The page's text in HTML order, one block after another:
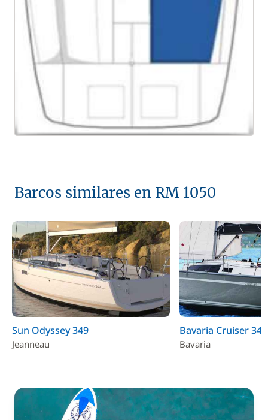
Barcos similares en RM 1050
Sun Odyssey 349
Jeanneau
Bavaria Cruiser 34
Bavaria